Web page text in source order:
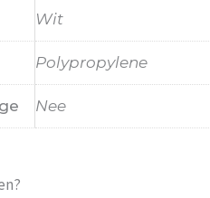
sneller te laten bezorgen Nu
Wit
Polypropylene
Nee